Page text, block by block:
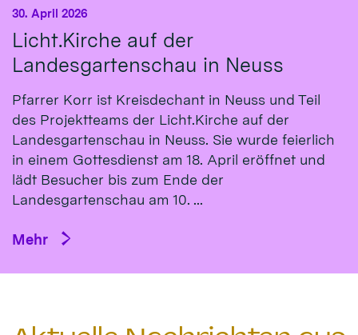
Licht.Kirche auf der
Landesgartenschau in Neuss
30. April 2026
Pfarrer Korr ist Kreisdechant in Neuss und Teil
des Projektteams der Licht.Kirche auf der
Landesgartenschau in Neuss. Sie wurde feierlich
in einem Gottesdienst am 18. April eröffnet und
lädt Besucher bis zum Ende der
Landesgartenschau am 10. ...
Mehr